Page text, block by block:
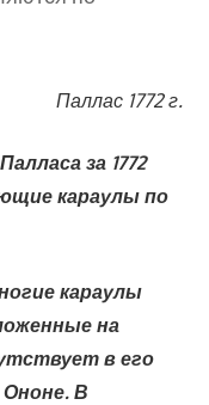
Паллас 1772 г.
за 1772
караулы по
караулы
на
в его
В